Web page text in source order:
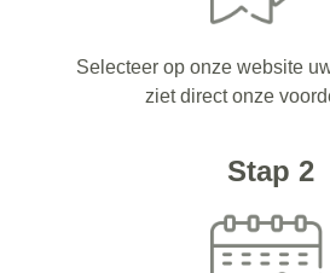
Selecteer op onze website
ziet direct onze
Stap 2